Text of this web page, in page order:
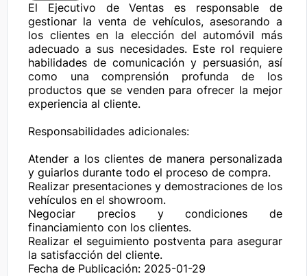
El Ejecutivo de Ventas es responsable de
gestionar la venta de vehículos, asesorando a
los clientes en la elección del automóvil más
adecuado a sus necesidades. Este rol requiere
habilidades de comunicación y persuasión, así
como una comprensión profunda de los
productos que se venden para ofrecer la mejor
experiencia al cliente.
Responsabilidades adicionales:
Atender a los clientes de manera personalizada
y guiarlos durante todo el proceso de compra.
Realizar presentaciones y demostraciones de los
vehículos en el showroom.
Negociar precios y condiciones de
financiamiento con los clientes.
Realizar el seguimiento postventa para asegurar
la satisfacción del cliente.
Fecha de Publicación: 2025-01-29